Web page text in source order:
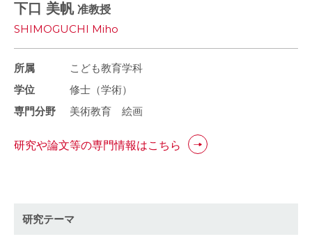
下口 美帆 准教授
SHIMOGUCHI Miho
所属
こども教育学科
学位
修士（学術）
専門分野
美術教育 絵画
研究や論文等の専門情報はこちら
研究テーマ